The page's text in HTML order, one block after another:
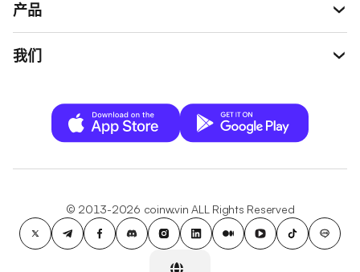
产品
我们
© 2013-2026 coinw.vin ALL Rights Reserved